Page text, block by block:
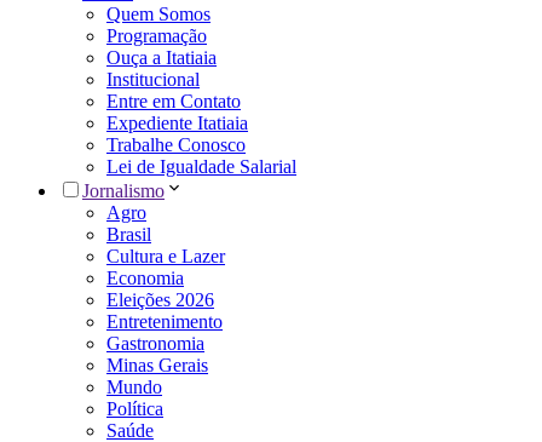
Quem Somos
Programação
Ouça a Itatiaia
Institucional
Entre em Contato
Expediente Itatiaia
Trabalhe Conosco
Lei de Igualdade Salarial
Jornalismo
Agro
Brasil
Cultura e Lazer
Economia
Eleições 2026
Entretenimento
Gastronomia
Minas Gerais
Mundo
Política
Saúde